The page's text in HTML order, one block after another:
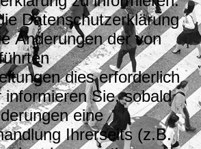
Datenschutzerklärung
Änderungen der von
dies erforderlich
informieren Sie, sobald
eine
Ihrerseits (z.B.